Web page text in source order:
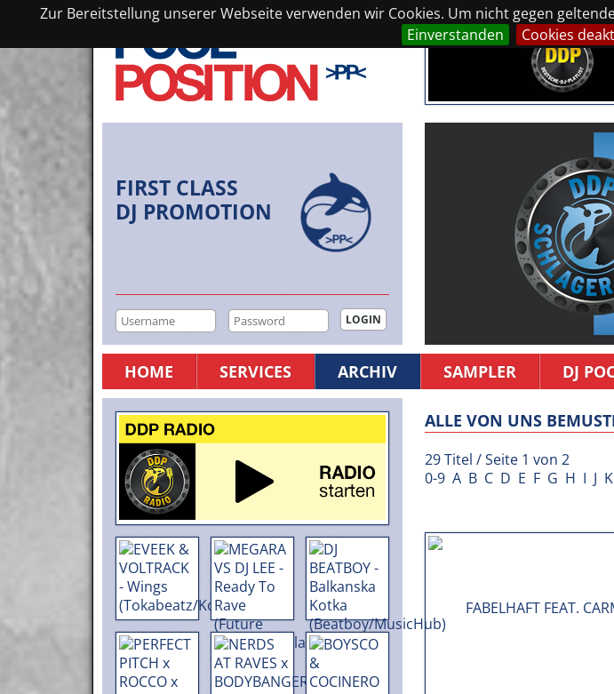
Zur Bereitstellung unserer Webseite verwenden wir Cookies. Um nicht gegen
Einverstanden
Cookies
FIRST CLASS
DJ PROMOTION
HOME SERVICES ARCHIV SAMPLER DJ
ALLE VON UNS
29 Titel / Seite 1 von 2
0-9 A B C D E F G H I J K